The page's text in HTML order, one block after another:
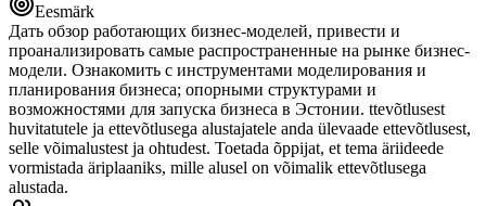
Eesmärk
Дать обзор работающих бизнес-моделей, привести и
проанализировать самые распространенные на рынке бизнес-
модели. Ознакомить с инструментами моделирования и
планирования бизнеса; опорными структурами и
возможностями для запуска бизнеса в Эстонии. ttevõtlusest
huvitatutele ja ettevõtlusega alustajatele anda ülevaade ettevõtlusest,
selle võimalustest ja ohtudest. Toetada õppijat, et tema äriideede
vormistada äriplaaniks, mille alusel on võimalik ettevõtlusega
alustada.